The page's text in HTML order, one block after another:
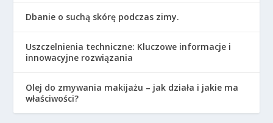
Dbanie o suchą skórę podczas zimy.
Uszczelnienia techniczne: Kluczowe informacje i
innowacyjne rozwiązania
Olej do zmywania makijażu – jak działa i jakie ma
właściwości?